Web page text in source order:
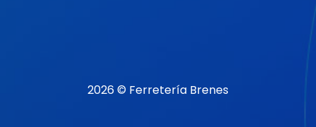
2026 © Ferretería Brenes